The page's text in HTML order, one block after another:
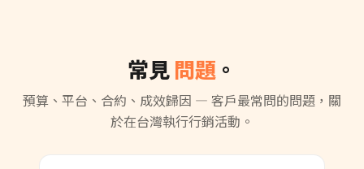
常見問題。
預算、平台、合約、成效歸因 — 客戶最常問的問題，關
於在台灣執行行銷活動。